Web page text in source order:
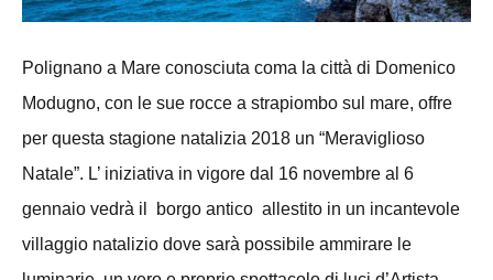
Polignano a Mare conosciuta coma la città di Domenico
Modugno, con le sue rocce a strapiombo sul mare, offre
per questa stagione natalizia 2018 un “Meraviglioso
Natale”. L’ iniziativa in vigore dal 16 novembre al 6
gennaio vedrà il borgo antico allestito in un incantevole
villaggio natalizio dove sarà possibile ammirare le